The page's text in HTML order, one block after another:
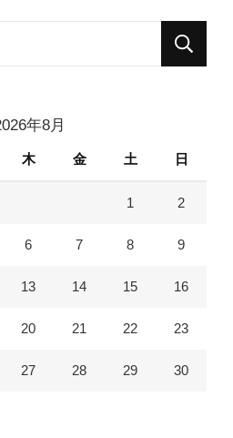
年8月
木 金 土 日
1 2
6 7 8 9
13 14 15 16
20 21 22 23
27 28 29 30